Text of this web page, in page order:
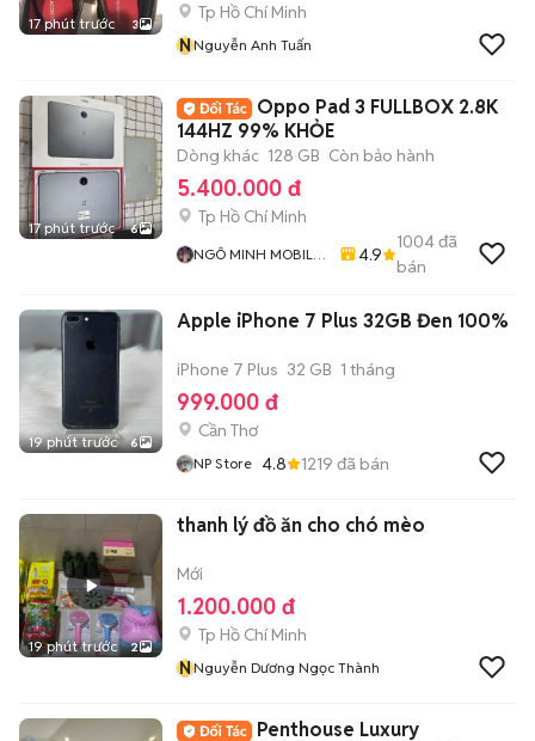
17 phút trước 3
Tp Hồ Chí Minh
NNguyễn Anh Tuấn
17 phút trước 6
Oppo Pad 3 FULLBOX 2.8K
144HZ 99% KHỎE
Dòng khác 128 GB Còn bảo hành
5.400.000 đ
Tp Hồ Chí Minh
NGÔ MINH MOBILE
4.9
1004đã
bán
19 phút trước 6
Apple iPhone 7 Plus 32GB Đen 100%
iPhone 7 Plus 32 GB 1 tháng
999.000 đ
Cần Thơ
NP Store 4.8 1219 đã bán
19 phút trước 2
thanh lý đồ ăn cho chó mèo
Mới
1.200.000 đ
Tp Hồ Chí Minh
NNguyễn Dương Ngọc Thành
Penthouse Luxury